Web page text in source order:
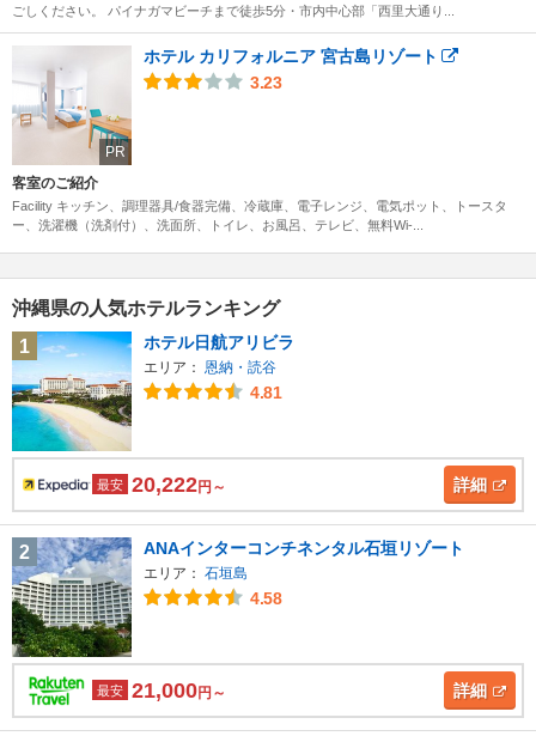
ごしください。 パイナガマビーチまで徒歩5分・市内中心部「西里大通り...
PR
ホテル カリフォルニア 宮古島リゾート
3.23
客室のご紹介
Facility キッチン、調理器具/食器完備、冷蔵庫、電子レンジ、電気ポット、トースタ
ー、洗濯機（洗剤付）、洗面所、トイレ、お風呂、テレビ、無料Wi-...
沖縄県の人気ホテルランキング
1
ホテル日航アリビラ
エリア： 恩納・読谷
4.81
最安 20,222円～ 詳細
2 ANAインターコンチネンタル石垣リゾート
エリア： 石垣島
4.58
最安 21,000円～ 詳細